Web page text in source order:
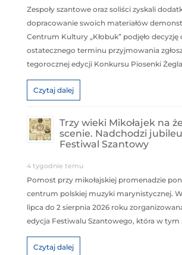
Zespoły szantowe oraz soliści zyskali
dopracowanie swoich materiałów
Centrum Kultury „Kłobuk” podjęło decyzję
ostatecznego terminu przyjmowania
tegorocznej edycji Konkursu Piosenki
Czytaj dalej
Trzy wieki Mikołajek na
scenie. Nadchodzi
Festiwal Szantowy
4 tygodnie temu
Pomost przy mikołajskiej promenadzie
centrum polskiej muzyki marynistycznej.
lipca do 2 sierpnia 2026 roku
edycja Festiwalu Szantowego, która w tym
Czytaj dalej